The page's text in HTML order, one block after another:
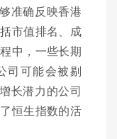
准确反映香港
市值排名、成
中，一些长期
司可能会被剔
长潜力的公司
恒生指数的活